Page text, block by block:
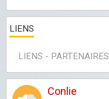
LIENS
LIENS - PARTENAIRES
Conlie